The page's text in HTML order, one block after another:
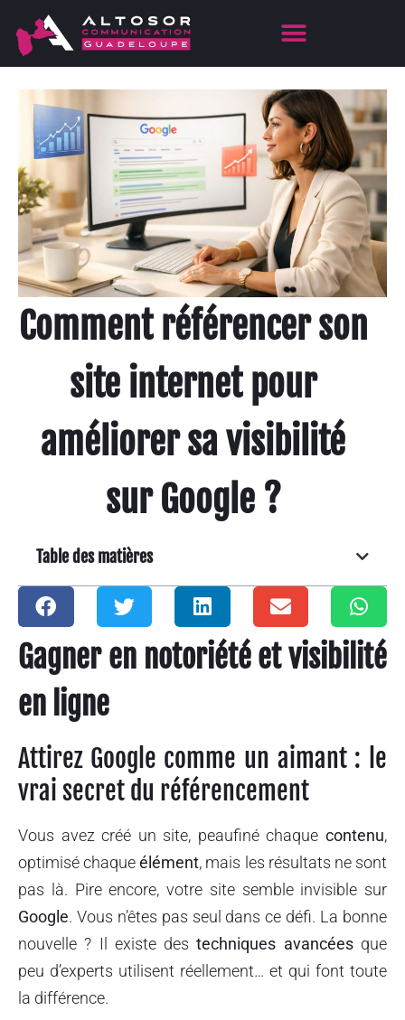
Comment référencer son
site internet pour
améliorer sa visibilité
sur Google ?
Table des matières
Gagner en notoriété et visibilité
en ligne
Attirez Google comme un aimant : le
vrai secret du référencement
Vous avez créé un site, peaufiné chaque contenu,
optimisé chaqueélément, mais les résultats ne sont
pas là. Pire encore, votre site semble invisible sur
Google. Vous n’êtes pas seul dans ce défi. La bonne
nouvelle ? Il existe destechniques avancéesque
peu d’experts utilisent réellement… et qui font toute
la différence.